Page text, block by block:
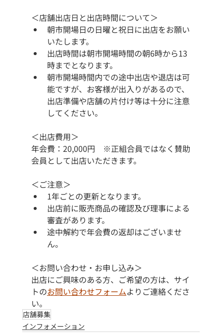
＜店舗出店日と出店時間について＞
朝市開場日の日曜と祝日に出店をお願い
いたします。
出店時間は朝市開場時間の朝6時から13
時までとなります。
朝市開場時間内での途中出店や退店は可
能ですが、お客様が出入りがあるので、
出店準備や店舗の片付け等は十分に注意
してください。
＜出店費用＞
年会費：20,000円​　※正組合員ではなく賛助
会員として出店いただきます。​​
＜ご注意＞
1年ごとの更新となります。
出店前に販売商品の確認及び理事による
審査があります。
途中解約で年会費の返却はございませ
ん。
＜お問い合わせ・お申し込み＞
出店にご興味のある方、ご希望の方は、サイ
トのお問い合わせフォームよりご連絡くださ
い。
店舗募集
インフォメーション